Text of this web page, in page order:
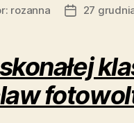
rozanna
Data
27